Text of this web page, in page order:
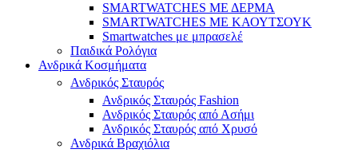
SMARTWATCHES ΜΕ ΔΕΡΜΑ
SMARTWATCHES ΜΕ ΚΑΟΥΤΣΟΥΚ
Smartwatches με μπρασελέ
Παιδικά Ρολόγια
Ανδρικά Κοσμήματα
Ανδρικός Σταυρός
Ανδρικός Σταυρός Fashion
Ανδρικός Σταυρός από Ασήμι
Ανδρικός Σταυρός από Χρυσό
Ανδρικά Βραχιόλια